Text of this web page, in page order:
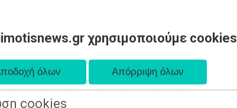
χρησιμοποιούμε cookies
cookies